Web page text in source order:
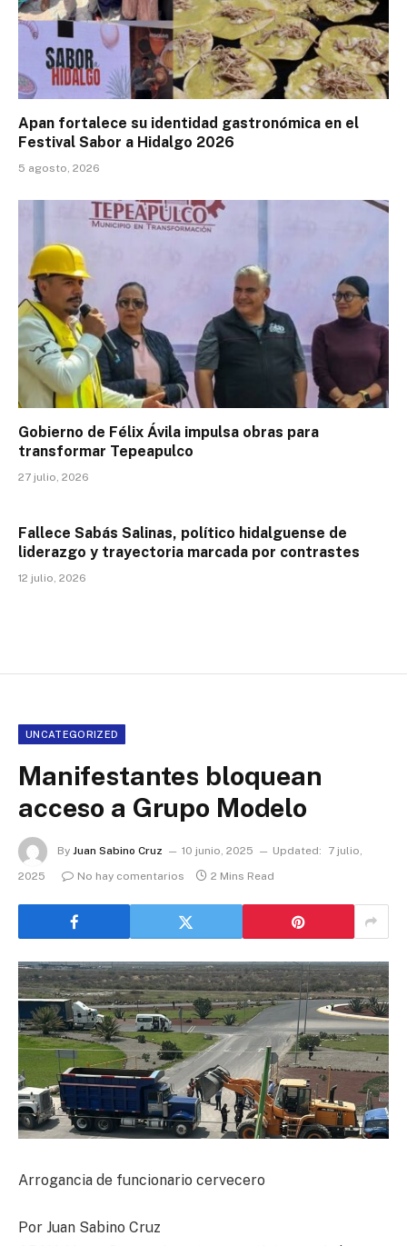
Apan fortalece su identidad gastronómica en el
Festival Sabor a Hidalgo 2026
5 agosto, 2026
Gobierno de Félix Ávila impulsa obras para
transformar Tepeapulco
27 julio, 2026
Fallece Sabás Salinas, político hidalguense de
liderazgo y trayectoria marcada por contrastes
12 julio, 2026
UNCATEGORIZED
Manifestantes bloquean
acceso a Grupo Modelo
By Juan Sabino Cruz 10 junio, 2025 Updated:
7 julio,
2025
No hay comentarios 2 Mins Read
Arrogancia de funcionario cervecero
Por Juan Sabino Cruz